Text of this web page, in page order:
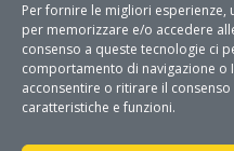
Per fornire le migliori
per memorizzare e/o accedere
consenso a queste tecnologie ci
comportamento di navigazione o
acconsentire o ritirare il
caratteristiche e funzioni.